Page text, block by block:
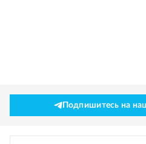
Подпишитесь на